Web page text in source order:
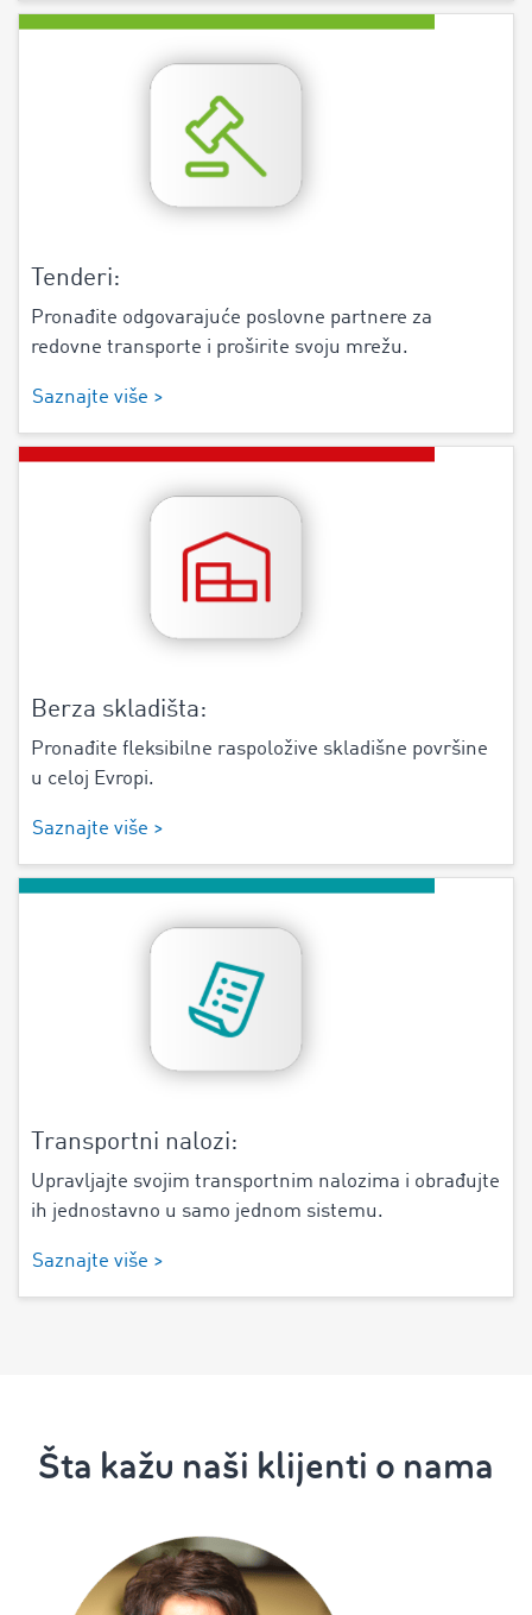
Tenderi:
Pronađite odgovarajuće poslovne partnere za
redovne transporte i proširite svoju mrežu.
Saznajte više >
Berza skladišta:
Pronađite fleksibilne raspoložive skladišne površine
u celoj Evropi.
Saznajte više >
Transportni nalozi:
Upravljajte svojim transportnim nalozima i obrađujte
ih jednostavno u samo jednom sistemu.
Saznajte više >
Šta kažu naši klijenti o nama